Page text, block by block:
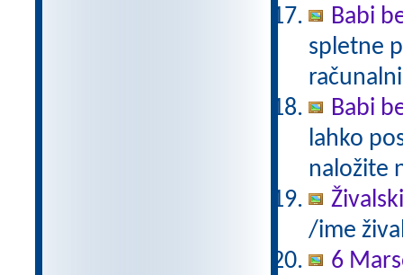
Babi
spletne
Babi
lahko
naložite
/ime
6